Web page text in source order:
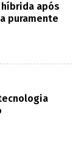
após
puramente